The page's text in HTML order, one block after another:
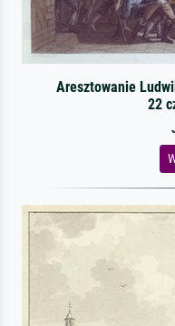
Aresztowanie
22